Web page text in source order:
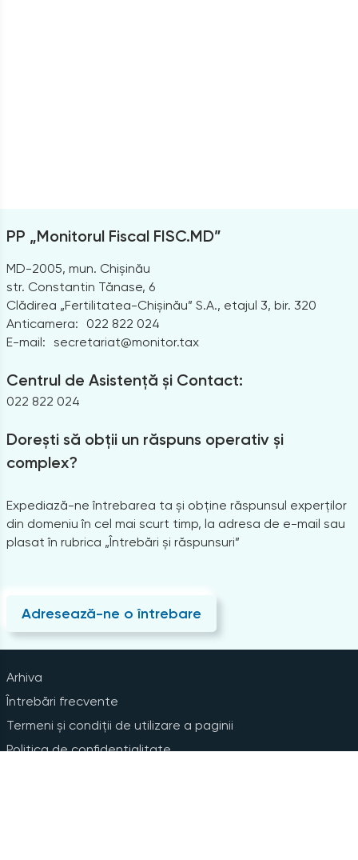
PP „Monitorul Fiscal FISC.MD”
MD-2005, mun. Chișinău
str. Constantin Tănase, 6
Clădirea „Fertilitatea-Chișinău” S.A., etajul 3, bir. 320
Anticamera:
022 822 024
E-mail: secretariat@monitor.tax
Centrul de Asistență și Contact:
022 822 024
Dorești să obții un răspuns operativ și
complex?
Expediază-ne întrebarea ta și obține răspunsul experților
din domeniu în cel mai scurt timp, la adresa de e-mail sau
plasat în rubrica „Întrebări și răspunsuri”
Adresează-ne o întrebare
Arhiva
Întrebări frecvente
Termeni și condiții de utilizare a paginii
Politica de confidențialitate